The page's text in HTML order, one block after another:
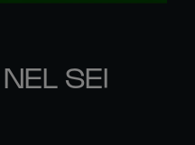
SEI